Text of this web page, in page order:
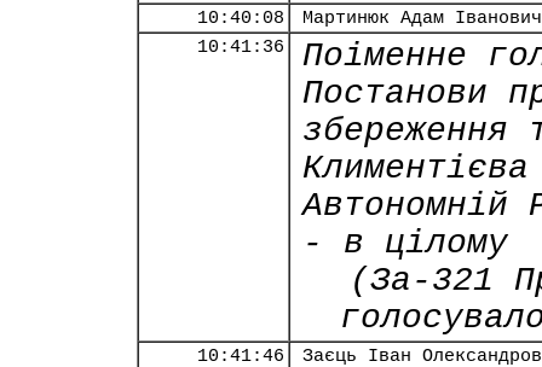
10:40:08
Мартинюк Адам Іванович
10:41:36
Поіменне
Постанови
збереження
Автономній
- в цілому
(За-321
10:41:46
Заєць Іван